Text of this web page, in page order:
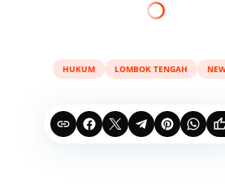
HUKUM LOMBOK TENGAH